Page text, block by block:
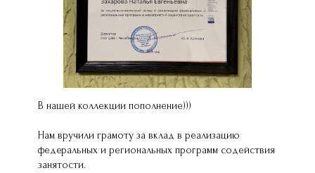
В нашей коллекции пополнение)))
Нам вручили грамоту за вклад в реализацию
федеральных и региональных программ содействия
занятости.